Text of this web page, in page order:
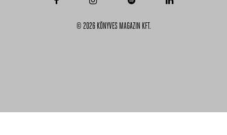
© 2026 KÖNYVES MAGAZIN KFT.